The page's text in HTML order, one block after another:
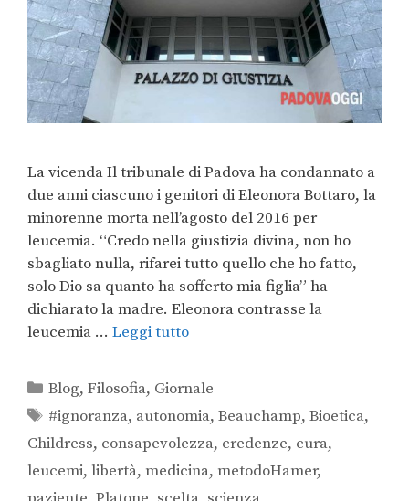
La vicenda Il tribunale di Padova ha condannato a
due anni ciascuno i genitori di Eleonora Bottaro, la
minorenne morta nell’agosto del 2016 per
leucemia. “Credo nella giustizia divina, non ho
sbagliato nulla, rifarei tutto quello che ho fatto,
solo Dio sa quanto ha sofferto mia figlia” ha
dichiarato la madre. Eleonora contrasse la
leucemia … Leggi tutto
Blog,Filosofia, Giornale
#ignoranza, autonomia,Beauchamp,Bioetica,
Childress, consapevolezza, credenze, cura,
leucemi, libertà, medicina, metodoHamer,